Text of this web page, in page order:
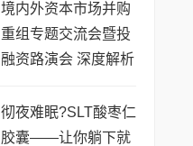
境内外资本市场并购
重组专题交流会暨投
融资路演会 深度解析
级
彻夜难眠?SLT酸枣仁
胶囊——让你躺下就